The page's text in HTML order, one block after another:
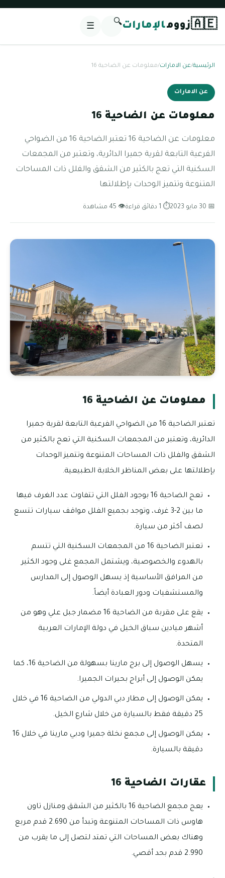
🇦🇪زوومالإمارات🔍
☰
الرئيسية/عن الامارات/معلومات عن الضاحية 16
عن الامارات
معلومات عن الضاحية 16
معلومات عن الضاحية 16 تعتبر الضاحية 16 من الضواحي
الفرعية التابعة لقرية جميرا الدائرية، وتعتبر من المجمعات
السكنية التي تعج بالكثير من الشقق والفلل ذات المساحات
المتنوعة وتتميز الوحدات بإطلالتها
📅 30 مايو 2023 ⏱ 1 دقائق قراءة 👁 45 مشاهدة
معلومات عن الضاحية 16
تعتبر الضاحية 16 من الضواحي الفرعية التابعة لقرية جميرا
الدائرية، وتعتبر من المجمعات السكنية التي تعج بالكثير من
الشقق والفلل ذات المساحات المتنوعة وتتميز الوحدات
بإطلالتها على بعض المناظر الخلابة الطبيعية.
تعج الضاحية 16 بوجود الفلل التي تتفاوت عدد الغرف فيها
ما بين 2-3 غرف، وتوجد بجميع الفلل مواقف سيارات تتسع
لصف أكثر من سيارة.
تعتبر الضاحية 16 من المجمعات السكنية التي تتسم
بالهدوء والخصوصية، ويشتمل المجمع غلى وجود الكثير
من المرافق الأساسية إذ يسهل الوصول إلى المدارس
والمستشفيات ودور العبادة أيضاً.
يقع على مقربة من الضاحية 16 مضمار جبل علي وهو من
أشهر ميادين سباق الخيل في دولة الإمارات العربية
المتحدة.
يسهل الوصول إلى برج مارينا بسهولة من الضاحية 16، كما
يمكن الوصول إلى أبراج بحيرات الجميرا.
يمكن الوصول إلى مطار دبي الدولي من الضاحية 16 في خلال
25 دقيقة فقط بالسيارة من خلال شارع الخيل.
يمكن الوصول إلى مجمع نخلة جميرا ودبي مارينا في خلال 16
دقيقة بالسيارة.
عقارات الضاحية 16
يعج مجمع الضاحية 16 بالكثير من الشقق ومنازل تاون
هاوس ذات المساحات المتنوعة وتبدأ من 2.690 قدم مربع
وهناك بعض المساحات التي تمتد لتصل إلى ما يقرب من
2.990 قدم بحد أقصي.